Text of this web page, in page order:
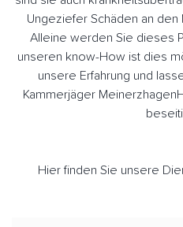
Ungeziefer Schäden an
Alleine werden Sie dieses
unseren know-How ist dies
unsere Erfahrung und
Kammerjäger
Hier finden Sie unsere